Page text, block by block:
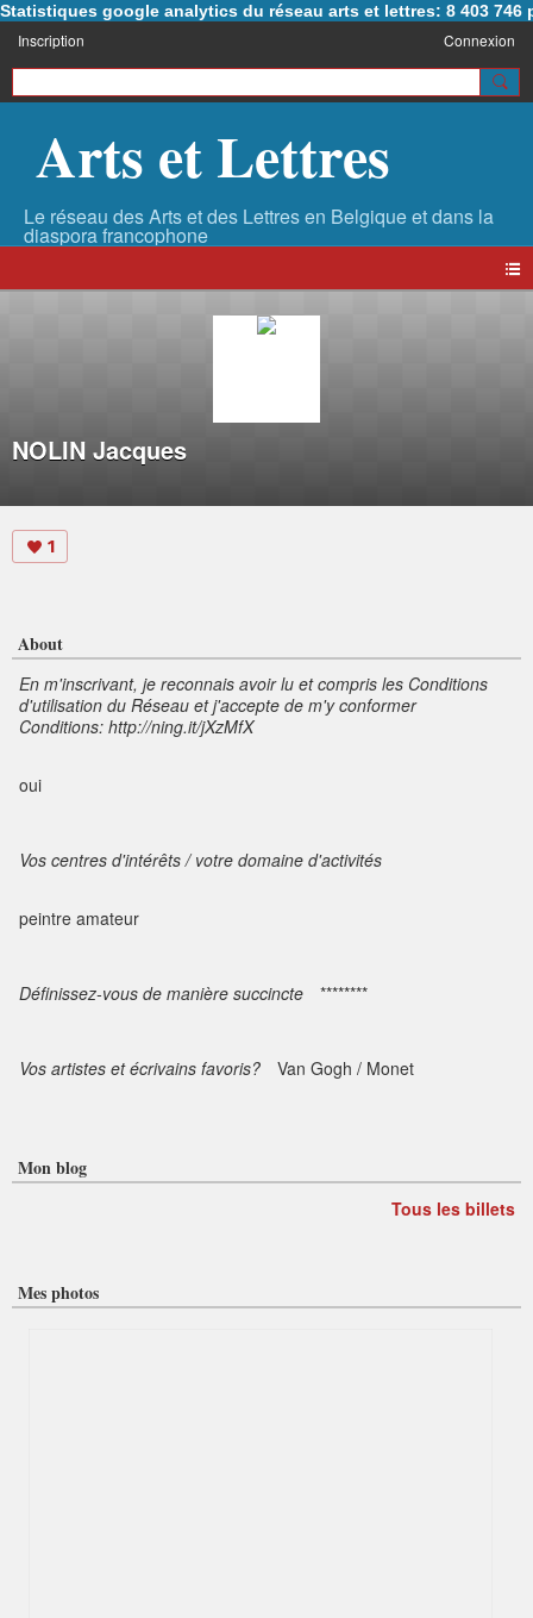
Statistiques google analytics du réseau arts et lettres: 8 403 746
Inscription Connexion
Arts et Lettres
NOLIN Jacques
1
About
En m'inscrivant, je reconnais avoir lu et compris les Conditions
d'utilisation du Réseau et j'accepte de m'y conformer
Conditions: http://ning.it/jXzMfX
oui
Vos centres d'intérêts / votre domaine d'activités
peintre amateur
Définissez-vous de manière succincte ********
Vos artistes et écrivains favoris? Van Gogh / Monet
Mon blog
Tous les billets
Mes photos